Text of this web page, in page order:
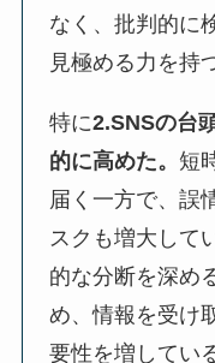
なく、批判的に
見極める力を持
特に2.SNSの台
的に高めた。短
届く一方で、誤
スクも増大して
的な分断を深め
め、情報を受け
要性を増してい